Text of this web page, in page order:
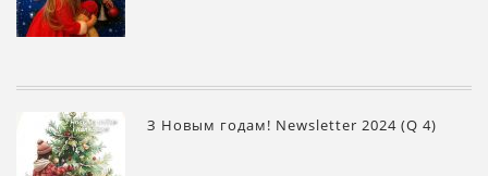
З Новым годам! Newsletter 2024 (Q 4)